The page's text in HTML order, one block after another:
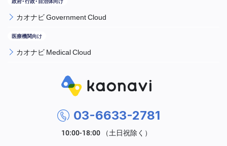
カオナビ Government Cloud
カオナビ Medical Cloud
03-6633-2781